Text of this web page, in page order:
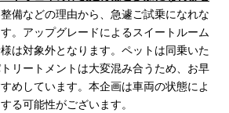
備などの理由から、急遽ご試乗になれな
。アップグレードによるスイートルーム
は対象外となります。ペットは同乗いた
リートメントは大変混み合うため、お早
めしています。本企画は車両の状態によ
る可能性がございます。